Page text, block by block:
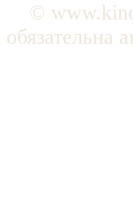
©
обязательна